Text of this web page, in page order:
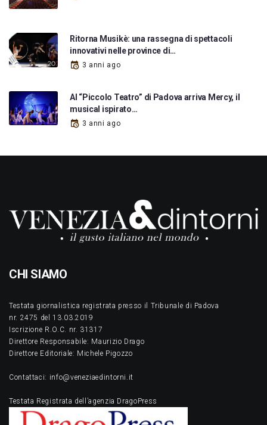
Ritorna Musikè: una rassegna di spettacoli
innovativi nelle province di…
3 anni ago
Al “Piccolo Teatro” di Padova arriva Mercy, il
musical ispirato…
3 anni ago
CHI SIAMO
Testata giornalistica registrata presso il Tribunale di Padova
nr. 2475 del 13.03.2019
Iscrizione R.O.C. nr. 31317
Direttore Responsabile: Maurizio Drago
Direttore Editoriale: Michele Pigozzo
Contattaci: info@veneziaedintorni.it
Testata Registrata dell’agenzia DragoPress